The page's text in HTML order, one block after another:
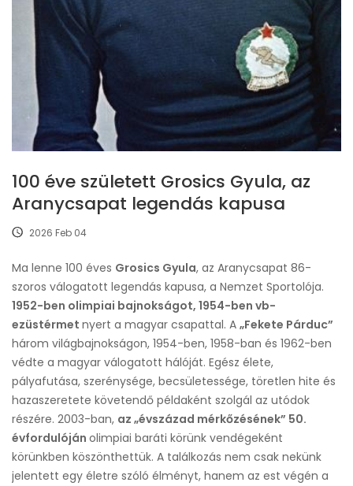
100 éve született Grosics Gyula, az
Aranycsapat legendás kapusa
2026 Feb 04
Ma lenne 100 éves Grosics Gyula, az Aranycsapat 86-
szoros válogatott legendás kapusa, a Nemzet Sportolója.
1952-ben olimpiai bajnokságot, 1954-ben vb-
ezüstérmet nyert a magyar csapattal. A „Fekete Párduc”
három világbajnokságon, 1954-ben, 1958-ban és 1962-ben
védte a magyar válogatott hálóját. Egész élete,
pályafutása, szerénysége, becsületessége, töretlen hite és
hazaszeretete követendő példaként szolgál az utódok
részére. 2003-ban, az „évszázad mérkőzésének” 50.
évfordulóján olimpiai baráti körünk vendégeként
körünkben köszönthettük. A találkozás nem csak nekünk
jelentett egy életre szóló élményt, hanem az est végén a